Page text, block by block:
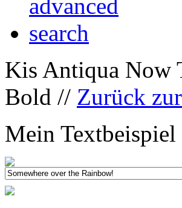
Kis Antiqua Now
Bold // Zurück
Mein Textbeispiel